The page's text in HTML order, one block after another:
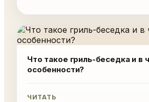
Что такое гриль-беседкa и в
особенности?
ЧИТАТЬ